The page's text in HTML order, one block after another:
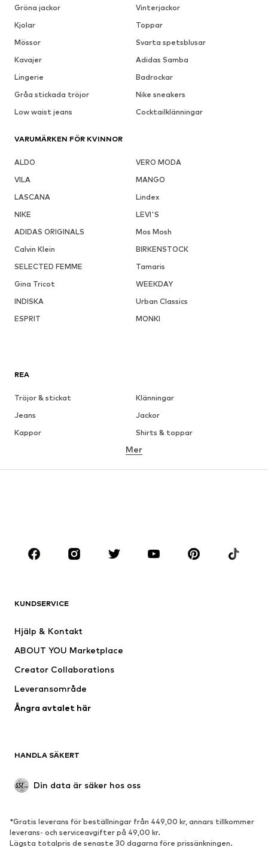
Gröna jackor
Vinterjackor
Kjolar
Toppar
Mössor
Svarta spetsblusar
Kavajer
Adidas Samba
Lingerie
Badrockar
Gråa stickada tröjor
Nike sneakers
Low waist jeans
Cocktailklänningar
VARUMÄRKEN FÖR KVINNOR
ALDO
VERO MODA
VILA
MANGO
LASCANA
Lindex
NIKE
LEVI'S
ADIDAS ORIGINALS
Mos Mosh
Calvin Klein
BIRKENSTOCK
SELECTED FEMME
Tamaris
Gina Tricot
WEEKDAY
INDISKA
Urban Classics
ESPRIT
MONKI
REA
Tröjor & stickat
Klänningar
Jeans
Jackor
Kappor
Shirts & toppar
Underkläder
Kjolar
Blusar & tunikor
Premium
Nytt
Underkläder
Kappor
Badkläder
Upcycling
Populärt
Mer
KUNDSERVICE
Hjälp & Kontakt
ABOUT YOU Marketplace
Creator Collaborations
Leveransområde
Ångra avtalet här
HANDLA SÄKERT
Din data är säker hos oss
*Gratis leverans för beställningar från 449,00 kr, annars tillkommer
leverans- och serviceavgifter på 49,00 kr.
Lägsta totalpris de senaste 30 dagarna före prissänkningen.